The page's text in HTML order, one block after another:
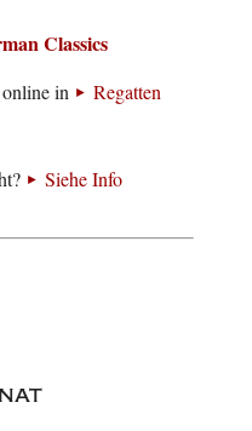
Classics
in
Regatten
Siehe Info